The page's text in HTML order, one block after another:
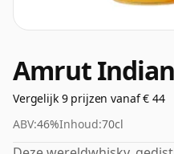
Amrut
Vergelijk 9 prijzen vanaf € 44
ABV:46%Inhoud:70cl